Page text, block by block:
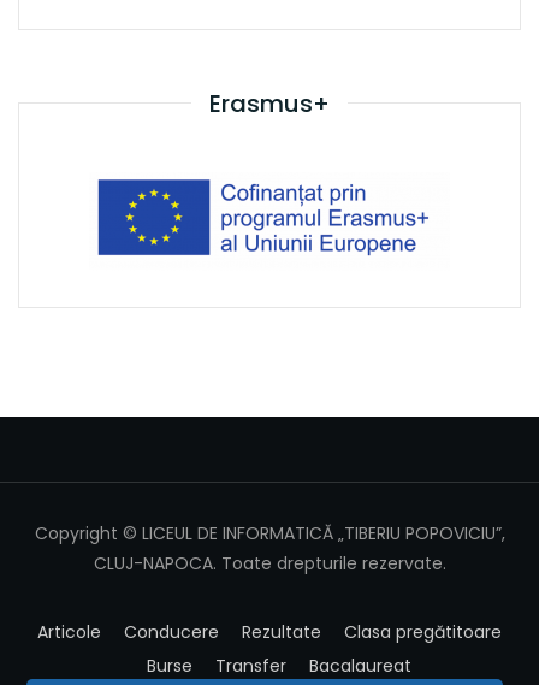
Erasmus+
Copyright © LICEUL DE INFORMATICĂ „TIBERIU POPOVICIU”,
CLUJ-NAPOCA. Toate drepturile rezervate.
Articole Conducere Rezultate
Clasa pregătitoare
Burse
Transfer Bacalaureat